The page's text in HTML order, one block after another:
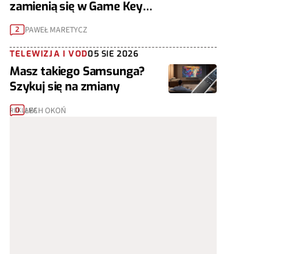
zamienią się w Game Key
Cardy
2 PAWEŁ MARETYCZ
TELEWIZJA I VOD05 SIE 2026
Masz takiego Samsunga?
Szykuj się na zmiany
0 LECH OKOŃ